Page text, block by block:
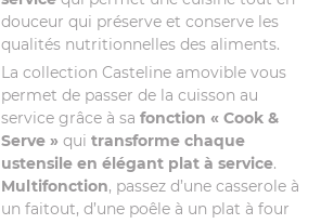
douceur qui préserve et conserve les
qualités nutritionnelles des aliments.
La collection Casteline amovible vous
permet de passer de la cuisson au
service grâce à sa fonction « Cook &
Serve » qui transforme chaque
ustensile en élégant plat à service.
Multifonction, passez d’une casserole à
un faitout, d’une poêle à un plat à four